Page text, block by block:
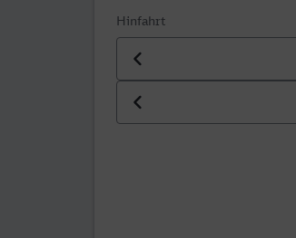
Hinfahrt
Datum der Hinfahrt
Uhrzeit der Hinfahrt